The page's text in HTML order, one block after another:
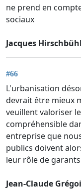
ne prend en
sociaux
Jacques
#66
L'urbanisation
devrait être mieux
veuillent valoriser
compréhensible
entreprise que
publics doivent
leur rôle de
Jean-Claude